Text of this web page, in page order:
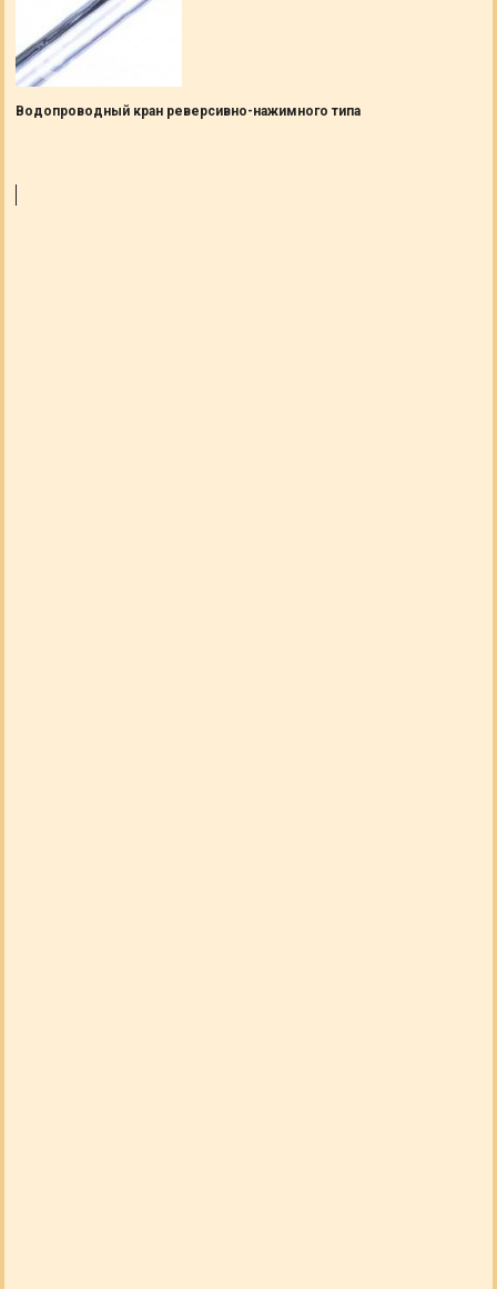
Водопроводный кран реверсивно-нажимного типа